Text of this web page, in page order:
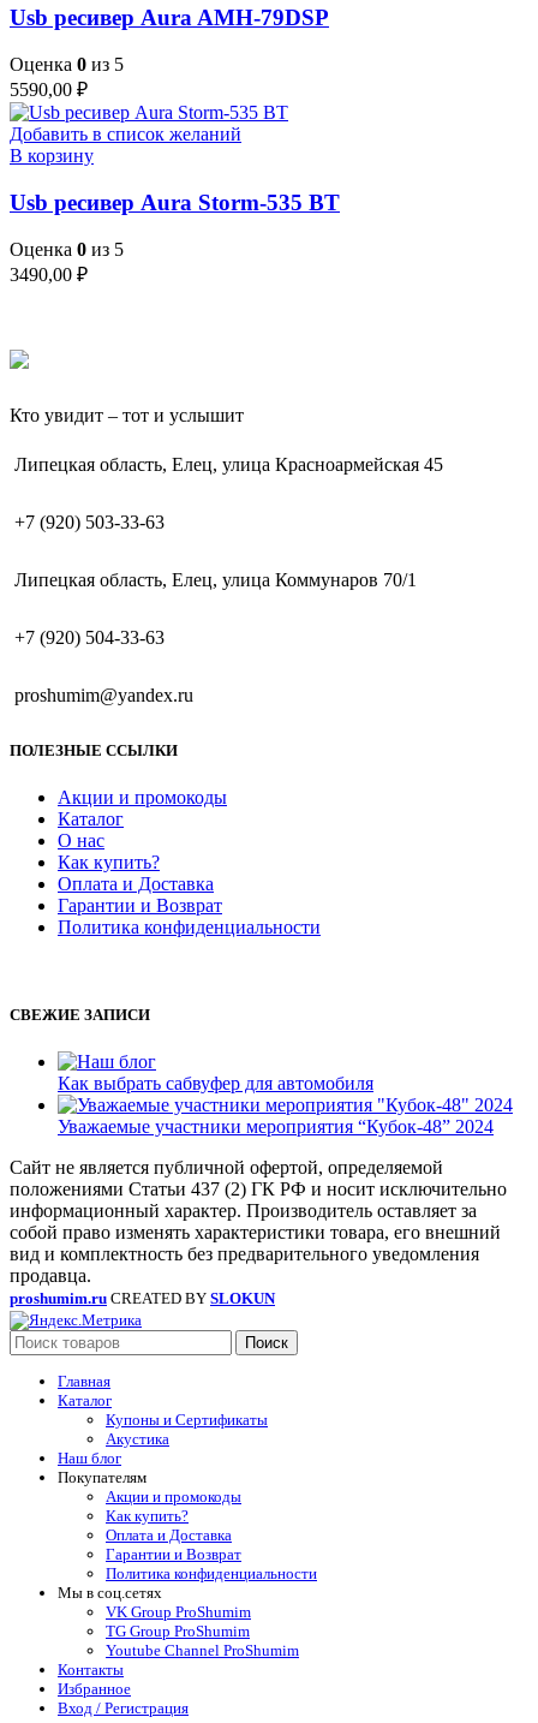
Usb ресивер Aura AMH-79DSP
Оценка 0 из 5
5590,00 ₽
Добавить в список желаний
В корзину
Usb ресивер Aura Storm-535 BT
Оценка 0 из 5
3490,00 ₽
Кто увидит – тот и услышит
Липецкая область, Елец, улица Красноармейская 45
+7 (920) 503-33-63
Липецкая область, Елец, улица Коммунаров 70/1
+7 (920) 504-33-63
proshumim@yandex.ru
ПОЛЕЗНЫЕ ССЫЛКИ
Акции и промокоды
Каталог
О нас
Как купить?
Оплата и Доставка
Гарантии и Возврат
Политика конфиденциальности
СВЕЖИЕ ЗАПИСИ
Как выбрать сабвуфер для автомобиля
Уважаемые участники мероприятия “Кубок-48” 2024
Сайт не является публичной офертой, определяемой
положениями Статьи 437 (2) ГК РФ и носит исключительно
информационный характер. Производитель оставляет за
собой право изменять характеристики товара, его внешний
вид и комплектность без предварительного уведомления
продавца.
proshumim.ru CREATED BY SLOKUN
Поиск
Главная
Каталог
Купоны и Сертификаты
Акустика
Наш блог
Покупателям
Акции и промокоды
Как купить?
Оплата и Доставка
Гарантии и Возврат
Политика конфиденциальности
Мы в соц.сетях
VK Group ProShumim
TG Group ProShumim
Youtube Channel ProShumim
Контакты
Избранное
Вход / Регистрация